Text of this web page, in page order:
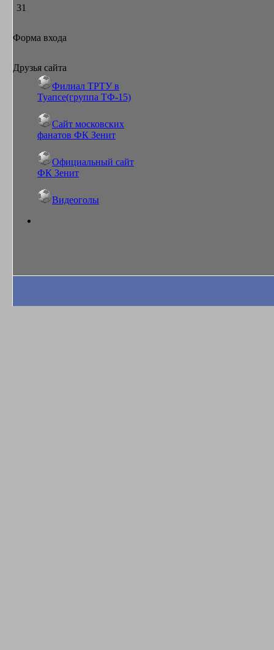
31
Форма входа
Друзья сайта
Филиал ТРТУ в
Туапсе(группа ТФ-15)
Сайт московских
фанатов ФК Зенит
Официальный сайт
ФК Зенит
Видеоголы